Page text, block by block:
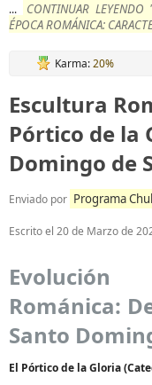
...
CONTINUAR
ÉPOCA ROMÁNICA:
Karma:20%
Escultura
Pórtico de la
Domingo de
Enviado por Programa
Escrito el 20 de Marzo de
Románica:
Santo
El Pórtico de la Gloria